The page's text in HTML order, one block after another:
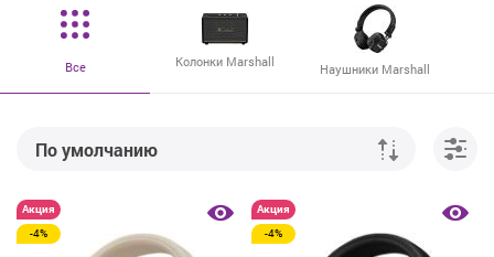
Все Колонки Marshall Наушники Marshall
По умолчанию
От дешевых к дорогим
От дорогих к дешевым
Акция
-4%
Акция
-4%